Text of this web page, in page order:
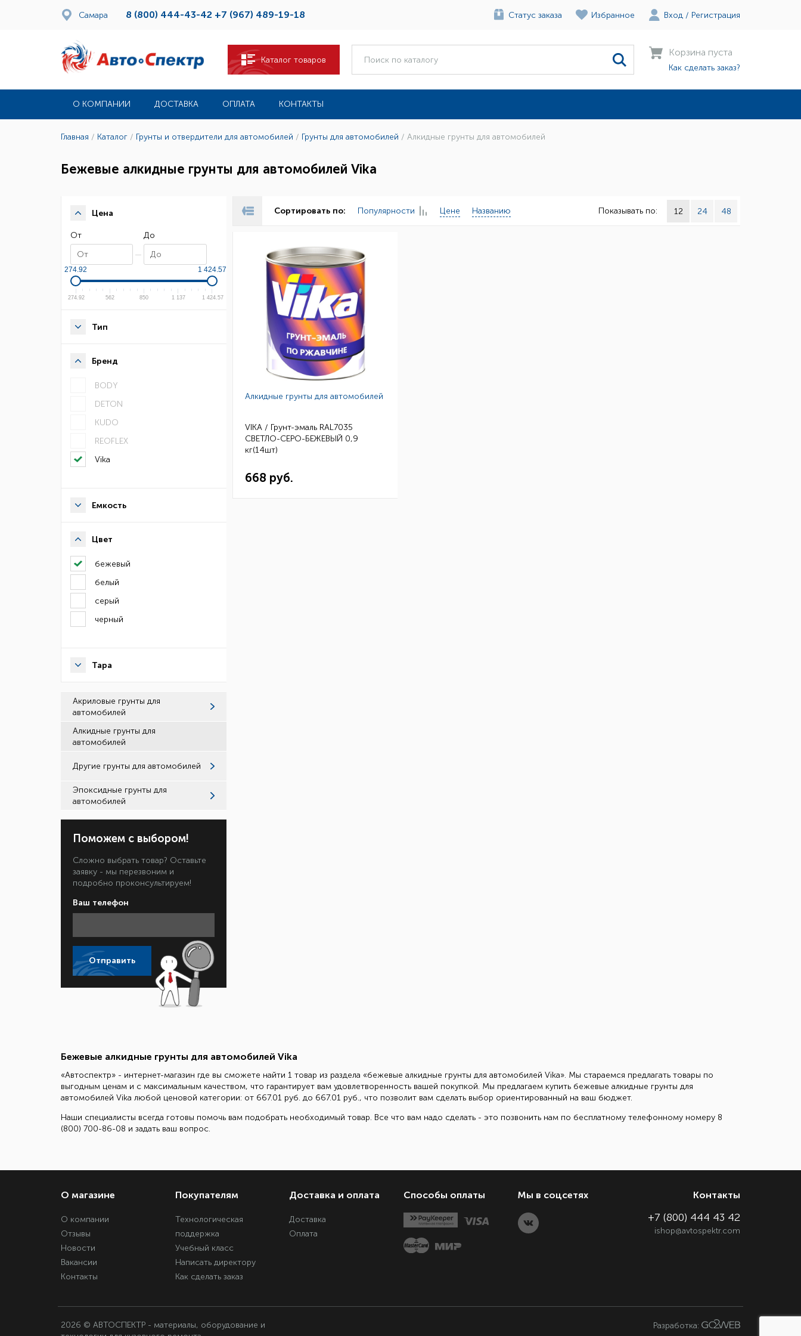
Самара 8 (800) 444-43-42 +7 (967) 489-19-18 Статус заказа Избранное Вход / Регистрация
Каталог товаров
Корзина пуста
Как сделать заказ?
О КОМПАНИИ ДОСТАВКА ОПЛАТА КОНТАКТЫ
Главная / Каталог / Грунты и отвердители для автомобилей / Грунты для автомобилей / Алкидные грунты для автомобилей
Бежевые алкидные грунты для автомобилей Vika
Цена
От До
274.92 1 424.57
274.92 562 850 1 137 1 424.57
Тип
Бренд
BODY
DETON
KUDO
REOFLEX
Vika
Емкость
Цвет
бежевый
белый
серый
черный
Тара
Акриловые грунты для
автомобилей
Алкидные грунты для
автомобилей
Другие грунты для автомобилей
Эпоксидные грунты для
автомобилей
Поможем с выбором!
Сложно выбрать товар? Оставьте
заявку - мы перезвоним и
подробно проконсультируем!
Ваш телефон
Отправить
Сортировать по: Популярности Цене Названию Показывать по: 12 24 48
Алкидные грунты для автомобилей
VIKA / Грунт-эмаль RAL7035
СВЕТЛО-СЕРО-БЕЖЕВЫЙ 0,9
кг(14шт)
668 руб.
Бежевые алкидные грунты для автомобилей Vika
«Автоспектр» - интернет-магазин где вы сможете найти 1 товар из раздела «бежевые алкидные грунты для автомобилей Vika». Мы стараемся предлагать товары по
выгодным ценам и с максимальным качеством, что гарантирует вам удовлетворенность вашей покупкой. Мы предлагаем купить бежевые алкидные грунты для
автомобилей Vika любой ценовой категории: от 667.01 руб. до 667.01 руб., что позволит вам сделать выбор ориентированный на ваш бюджет.
Наши специалисты всегда готовы помочь вам подобрать необходимый товар. Все что вам надо сделать - это позвонить нам по бесплатному телефонному номеру 8
(800) 700-86-08 и задать ваш вопрос.
О магазине
О компании
Отзывы
Новости
Вакансии
Контакты
Покупателям
Технологическая
поддержка
Учебный класс
Написать директору
Как сделать заказ
Доставка и оплата
Доставка
Оплата
Способы оплаты Мы в соцсетях Контакты
+7 (800) 444 43 42
ishop@avtospektr.com
2026 © АВТОСПЕКТР - материалы, оборудование и
Разработка: